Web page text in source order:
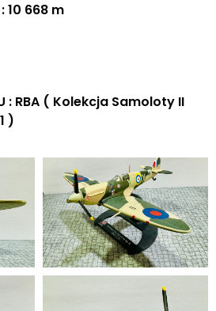
: 10 668 m
: RBA ( Kolekcja Samoloty II
)